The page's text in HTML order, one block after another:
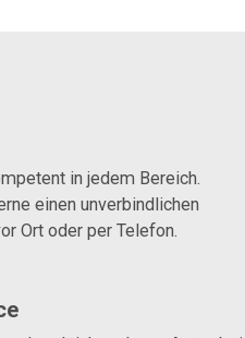
in jedem Bereich.
einen unverbindlichen
Ort oder per Telefon.